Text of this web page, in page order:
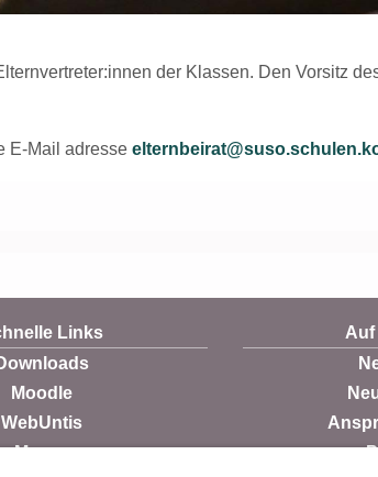
der Klassen. Den Vorsitz
E-Mail adresse
Links
Moodle
WebUntis
Mensa
Auf